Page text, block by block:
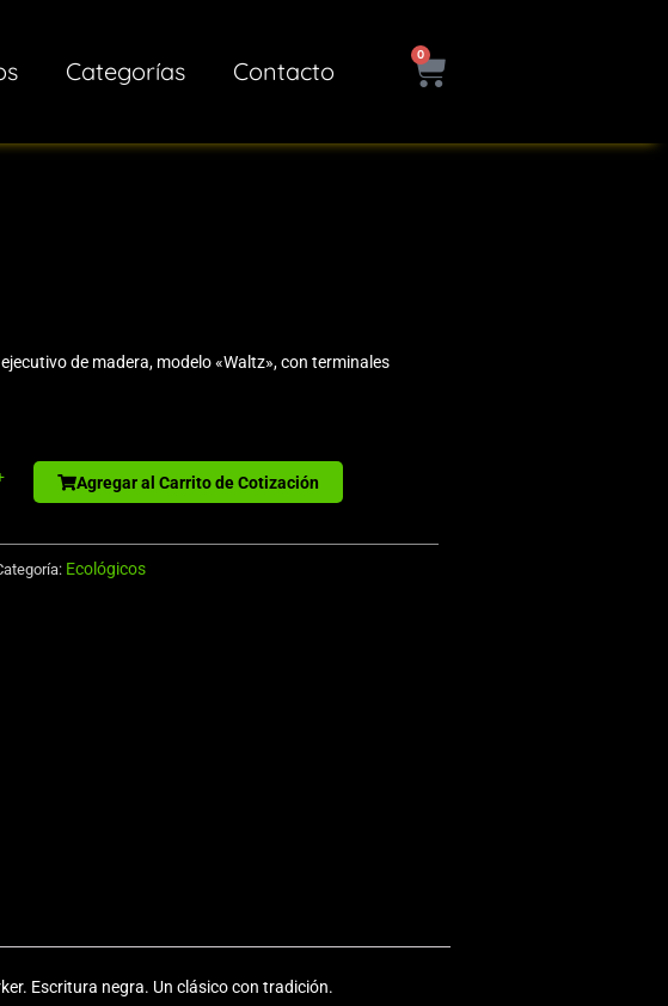
Categorías Contacto
0
Cart
de madera, modelo «Waltz», con terminales
Agregar al Carrito de Cotización
Ecológicos
Escritura negra. Un clásico con tradición.